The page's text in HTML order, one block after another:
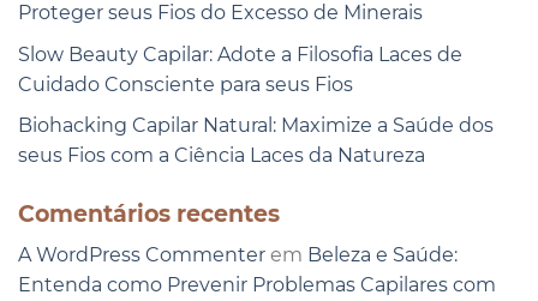
Proteger seus Fios do Excesso de Minerais
Slow Beauty Capilar: Adote a Filosofia Laces de
Cuidado Consciente para seus Fios
Biohacking Capilar Natural: Maximize a Saúde dos
seus Fios com a Ciência Laces da Natureza
Comentários recentes
A WordPress Commenter em Beleza e Saúde:
Entenda como Prevenir Problemas Capilares com